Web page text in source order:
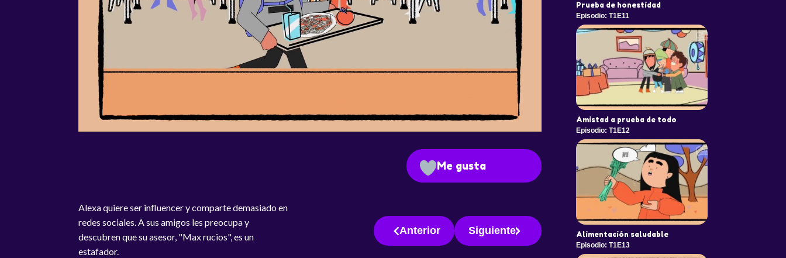
Me gusta
Alexa quiere ser influencer y comparte demasiado en
redes sociales. A sus amigos les preocupa y
descubren que su asesor, "Max rucios", es un
estafador.
Anterior Siguiente
Prueba de honestidad
Episodio: T1E11
Amistad a prueba de todo
Episodio: T1E12
Alimentación saludable
Episodio: T1E13